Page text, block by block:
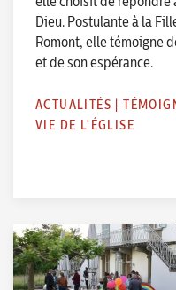
Dieu. Postulante à la
Romont, elle témoigne
et de son espérance.
ACTUALITÉS |
VIE DE L'ÉGLISE